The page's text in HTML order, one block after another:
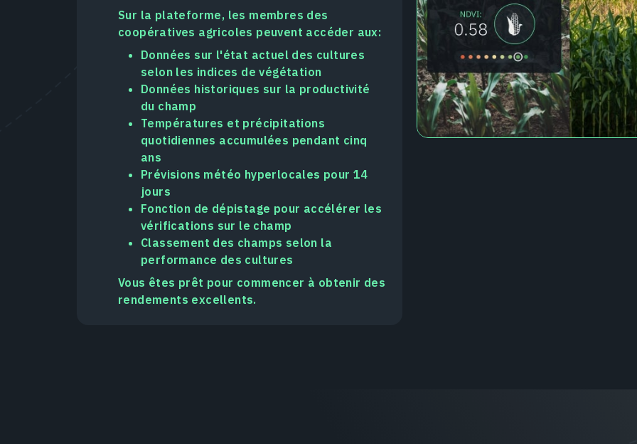
Sur la plateforme, les membres des
coopératives agricoles peuvent accéder aux:
Données sur l'état actuel des cultures
selon les indices de végétation
Données historiques sur la productivité
du champ
Températures et précipitations
quotidiennes accumulées pendant cinq
ans
Prévisions météo hyperlocales pour 14
jours
Fonction de dépistage pour accélérer les
vérifications sur le champ
Classement des champs selon la
performance des cultures
Vous êtes prêt pour commencer à obtenir des
rendements excellents.